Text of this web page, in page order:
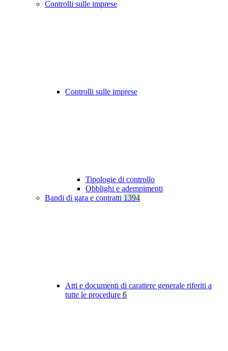
Controlli sulle imprese
Controlli sulle imprese
Tipologie di controllo
Obblighi e adempimenti
Bandi di gara e contratti 1394
Atti e documenti di carattere generale riferiti a
tutte le procedure 6